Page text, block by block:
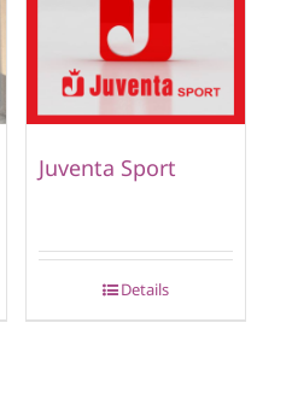
Juventa Sport
Details